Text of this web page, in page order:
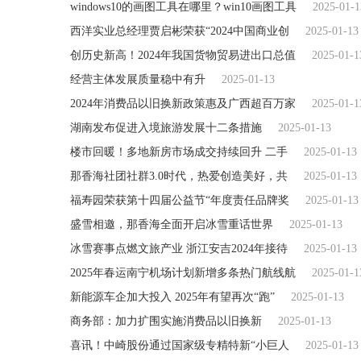
windows10的画图工具在哪里？win10画图工具
2025-01-
西洋实业总经理贾启彬荣获“2024中国商业创
2025-01-13
创历史新高！2024年我国货物贸易进出口总值
2025-01-
经营主体发展质量稳中有升
2025-01-13
2024年消费品以旧换新政策惠及广西超百万家
2025-01-
湖南发布促进入境旅游发展十二条措施
2025-01-13
楼市回暖！多地新房市场成交持续回升 二手
2025-01-13
那香海社团社群3.0时代，热爱创造美好，共
2025-01-13
福寿园荣获第十四届公益节“年度责任品牌奖
2025-01-13
盛雪相邀，那香海全面开启冰雪重话世界
2025-01-13
冰雪赛事点燃文旅产业 浙江安吉2024年接待
2025-01-13
2025年春运南宁机场计划新增多条热门航线航
2025-01-
新能源车企加大投入 2025年有望再次“跑”
2025-01-13
商务部：加力扩围实施消费品以旧换新
2025-01-13
喜讯！中崎股份通过国家级专精特新“小巨人
2025-01-13